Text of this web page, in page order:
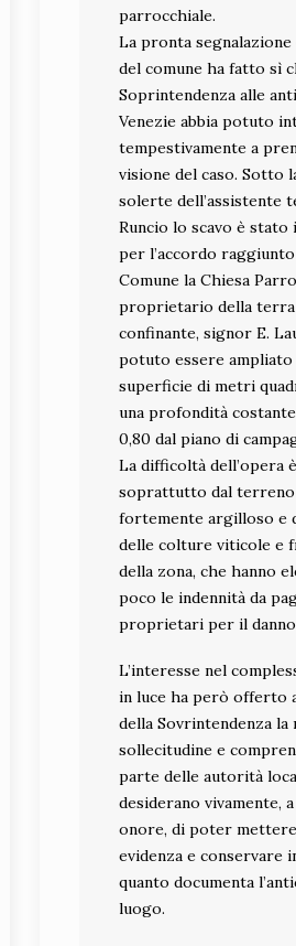
parrocchiale.
La pronta
del comune ha fatto sì
Soprintendenza alle
Venezie abbia potuto
tempestivamente a
visione del caso. Sotto
solerte dell’assistente
Runcio lo scavo è stato
per l’accordo
Comune la Chiesa
proprietario della terra
confinante, signor E.
potuto essere ampliato
superficie di metri
una profondità
0,80 dal piano di
La difficoltà dell’opera
soprattutto dal terreno
fortemente argilloso e
delle colture viticole e
della zona, che hanno
poco le indennità da
proprietari per il
L’interesse nel
in luce ha però offerto
della Sovrintendenza la
sollecitudine e
parte delle autorità
desiderano vivamente,
onore, di poter
evidenza e conservare
quanto documenta
luogo.